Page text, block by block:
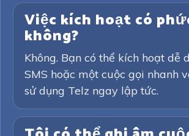
Việc kích hoạt có
không?
Không. Bạn có thể kích hoạt dễ
SMS hoặc một cuộc gọi nhanh
sử dụng Telz ngay lập tức.